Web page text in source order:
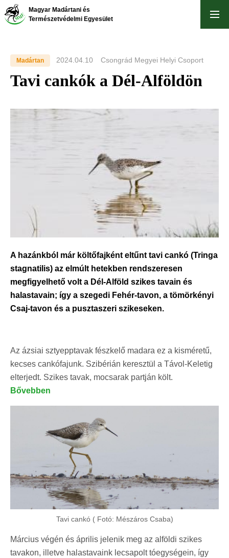
Ugrás
Magyar Madártani és
Természetvédelmi Egyesület
Madártan 2024.04.10 Csongrád Megyei Helyi Csoport
Tavi cankók a Dél-Alföldön
A hazánkból már költőfajként eltűnt tavi cankó (Tringa
stagnatilis) az elmúlt hetekben rendszeresen
megfigyelhető volt a Dél-Alföld szikes tavain és
halastavain; így a szegedi Fehér-tavon, a tömörkényi
Csaj-tavon és a pusztaszeri szikeseken.
Az ázsiai sztyepptavak fészkelő madara ez a kisméretű,
kecses cankófajunk. Szibérián keresztül a Távol-Keletig
elterjedt. Szikes tavak, mocsarak partján költ.
Bővebben
Tavi cankó ( Fotó: Mészáros Csaba)
Március végén és április jelenik meg az alföldi szikes
tavakon, illetve halastavaink lecsapolt tóegységein, így